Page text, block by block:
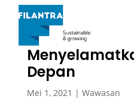
Merawat Hutan
Depan
Mei 1, 2021 | Wawasan